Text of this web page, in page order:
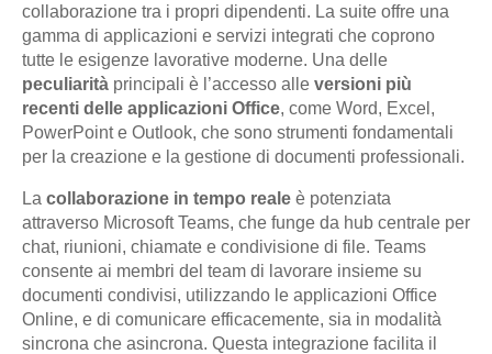
collaborazione tra i propri dipendenti. La suite offre una
gamma di applicazioni e servizi integrati che coprono
tutte le esigenze lavorative moderne. Una delle
peculiarità principali è l’accesso alle versioni più
recenti delle applicazioni Office, come Word, Excel,
PowerPoint e Outlook, che sono strumenti fondamentali
per la creazione e la gestione di documenti professionali.
La collaborazione in tempo reale è potenziata
attraverso Microsoft Teams, che funge da hub centrale per
chat, riunioni, chiamate e condivisione di file. Teams
consente ai membri del team di lavorare insieme su
documenti condivisi, utilizzando le applicazioni Office
Online, e di comunicare efficacemente, sia in modalità
sincrona che asincrona. Questa integrazione facilita il